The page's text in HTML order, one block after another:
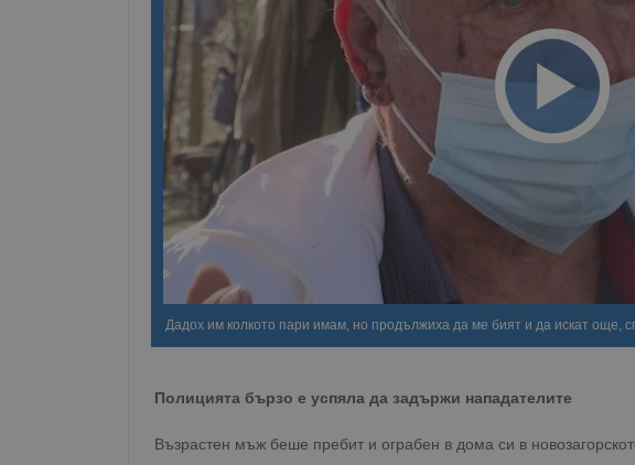
Дадох им колкото пари имам, но продължиха да ме бият и да искат още,
Полицията бързо е успяла да задържи нападателите
Възрастен мъж беше пребит и ограбен в дома си в